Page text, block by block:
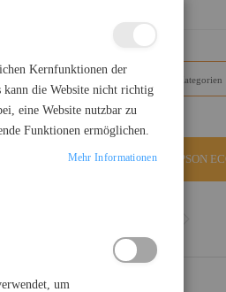
EPSON
Kernfunktionen der
kann die Website nicht richtig
eine Website nutzbar zu
Funktionen ermöglichen.
Mehr Informationen
um